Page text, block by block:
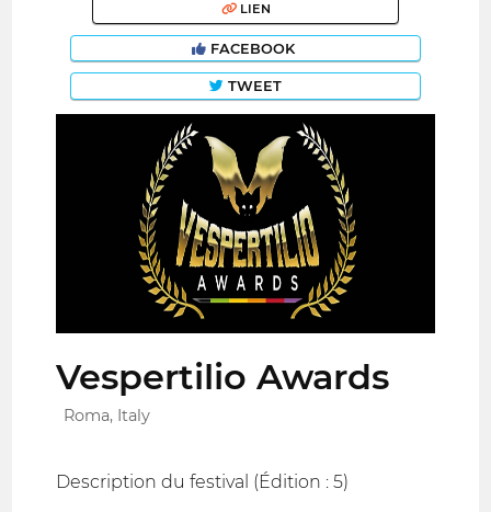
LIEN
FACEBOOK
TWEET
Vespertilio Awards
Roma, Italy
Description du festival (Édition : 5)